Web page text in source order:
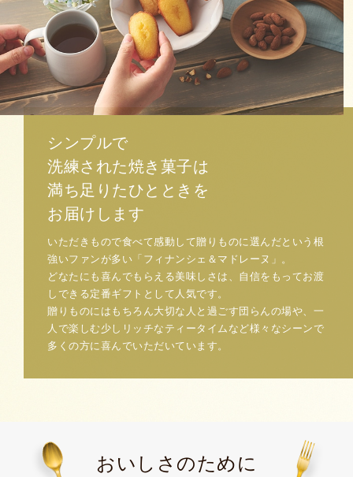
シンプルで
洗練された焼き菓子は
満ち足りたひとときを
お届けします
いただきもので食べて感動して贈りものに選んだという 根
強いファンが多い「フィナンシェ＆マドレーヌ」。
どなたにも喜んでもらえる美味しさは、自信をもってお渡
しできる定番ギフトとして人気です。
贈りものにはもちろん大切な人と過ごす団らんの場や、一
人で楽しむ少しリッチなティータイムなど様々なシーンで
多くの方に喜んでいただいています。
おいしさのために